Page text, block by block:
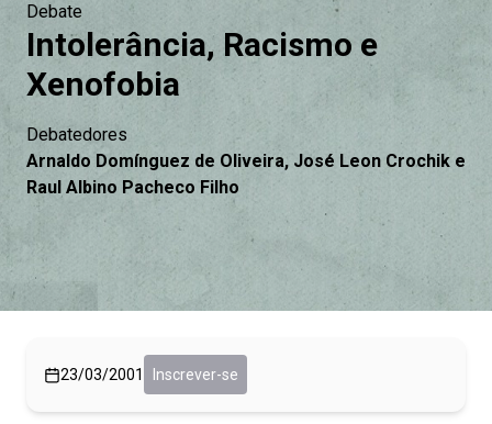
Debate
Intolerância, Racismo e
Xenofobia
Debatedores
Arnaldo Domínguez de Oliveira, José Leon Crochik e
Raul Albino Pacheco Filho
23/03/2001 Inscrever-se